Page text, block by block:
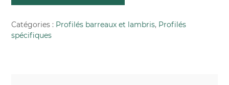
Catégories : Profilés barreaux et lambris, Profilés
spécifiques